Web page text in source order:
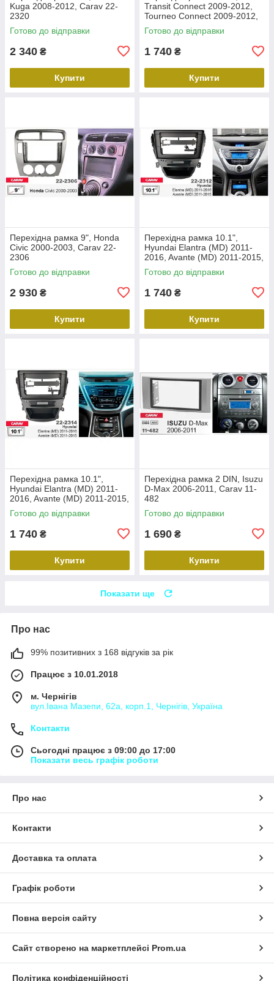
Kuga 2008-2012, Carav 22-
2320
Готово до відправки
2 340 ₴
Купити
Transit Connect 2009-2012,
Tourneo Connect 2009-2012,
Carav 22-2305
Готово до відправки
1 740 ₴
Купити
Перехідна рамка 9", Honda
Civic 2000-2003, Carav 22-
2306
Готово до відправки
2 930 ₴
Купити
Перехідна рамка 10.1",
Hyundai Elantra (MD) 2011-
2016, Avante (MD) 2011-2015,
Carav 22-2312
Готово до відправки
1 740 ₴
Купити
Перехідна рамка 10.1",
Hyundai Elantra (MD) 2011-
2016, Avante (MD) 2011-2015,
Carav 22-2314
Готово до відправки
1 740 ₴
Купити
Перехідна рамка 2 DIN, Isuzu
D-Max 2006-2011, Carav 11-
482
Готово до відправки
1 690 ₴
Купити
Показати ще
Про нас
99% позитивних з 168 відгуків за рік
Працює з 10.01.2018
м. Чернігів
вул.Івана Мазепи, 62а, корп.1, Чернігів, Україна
Контакти
Сьогодні працює з 09:00 до 17:00
Показати весь графік роботи
Про нас
Контакти
Доставка та оплата
Графік роботи
Повна версія сайту
Сайт створено на маркетплейсі Prom.ua
Політика конфіденційності